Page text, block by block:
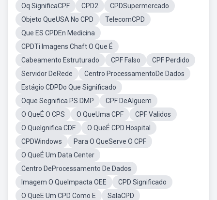
Oq SignificaCPF CPD2
CPDSupermercado
Objeto QueUSA No CPD
TelecomCPD
Que ES CPDEn Medicina
CPDTi Imagens Chaft O Que É
Cabeamento Estruturado
CPF Falso
CPF Perdido
Servidor DeRede
Centro ProcessamentoDe Dados
Estágio CDPDo Que Significado
Oque Segnifica PS DMP
CPF DeAlguem
O QueÉ O CPS
O QueUma CPF
CPF Validos
O QueIgnifica CDF
O QueÉ CPD Hospital
CPDWindows
Para O QueServe O CPF
O QueÉ Um Data Center
Centro DeProcessamento De Dados
Imagem O QueImpacta OEE
CPD Significado
O QueE Um CPD Como E
SalaCPD